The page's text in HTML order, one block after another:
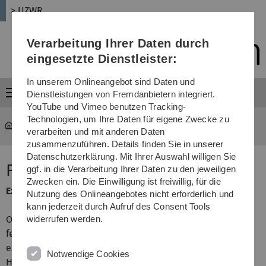
Direkt
Direkt
Direkt
(Sprache,
Drucken,
Media)
Direkt
Direkt
> UZWR
Menü
...
FLENS
Extrem effiziente Interfaces in C++ für BLAS und LAPACK
Object-oriented programming languages like C++ exhibit
features that can ease the development, maintainability,
extensibility and usability of complex software packages.
However, most libraries in the field of high performance
Verarbeitung Ihrer Daten durch
eingesetzte Dienstleister:
In unserem Onlineangebot sind Daten und
Dienstleistungen von Fremdanbietern integriert.
YouTube und Vimeo benutzen Tracking-
Technologien, um Ihre Daten für eigene Zwecke zu
verarbeiten und mit anderen Daten
zusammenzuführen. Details finden Sie in unserer
Datenschutzerklärung. Mit Ihrer Auswahl willigen Sie
ggf. in die Verarbeitung Ihrer Daten zu den jeweiligen
Zwecken ein. Die Einwilligung ist freiwillig, für die
Nutzung des Onlineangebotes nicht erforderlich und
kann jederzeit durch Aufruf des Consent Tools
widerrufen werden.
Notwendige Cookies